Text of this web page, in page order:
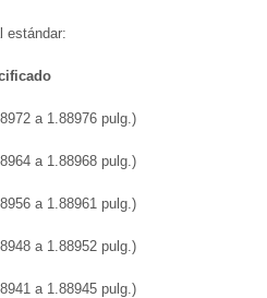
estándar:
a 1.88976 pulg.)
a 1.88968 pulg.)
a 1.88961 pulg.)
a 1.88952 pulg.)
a 1.88945 pulg.)